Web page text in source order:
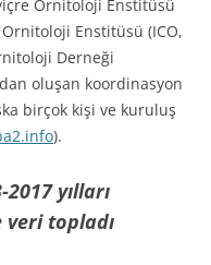
Ornitoloji Enstitüsü
Enstitüsü (ICO,
Derneği
oluşan koordinasyon
birçok kişi ve kuruluş
).
yılları
veri topladı